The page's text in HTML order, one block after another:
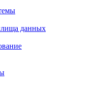
данных